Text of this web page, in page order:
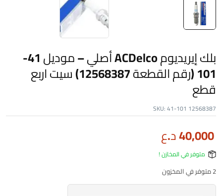
بلك إيريديوم ACDelco أصلي – موديل 41-
101 (رقم القطعة 12568387) سيت اربع
قطع
SKU:41-101 12568387
40,000د.ع
متوفر في المخازن !
2 متوفر في المخزون